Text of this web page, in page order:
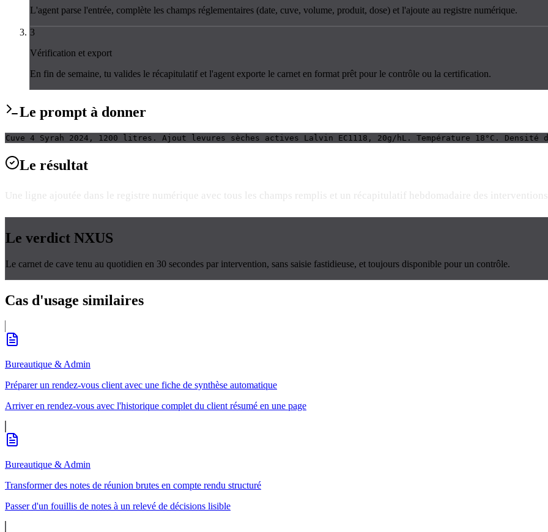
L'agent parse l'entrée, complète les champs réglementaires (date, cuve, volume, produit, dose) et l'ajoute au registre numérique.
3
Vérification et export
En fin de semaine, tu valides le récapitulatif et l'agent exporte le carnet en format prêt pour le contrôle ou la certification.
Le prompt à donner
Cuve 4 Syrah 2024, 1200 litres. Ajout levures sèches actives Lalvin EC1118, 20g/hL. Température 18°C. Densité
Le résultat
Une ligne ajoutée dans le registre numérique avec tous les champs remplis et un récapitulatif hebdomadaire des interventions
Le verdict NXUS
Le carnet de cave tenu au quotidien en 30 secondes par intervention, sans saisie fastidieuse, et toujours disponible pour un contrôle.
Cas d'usage similaires
Bureautique & Admin
Préparer un rendez-vous client avec une fiche de synthèse automatique
Arriver en rendez-vous avec l'historique complet du client résumé en une page
Bureautique & Admin
Transformer des notes de réunion brutes en compte rendu structuré
Passer d'un fouillis de notes à un relevé de décisions lisible